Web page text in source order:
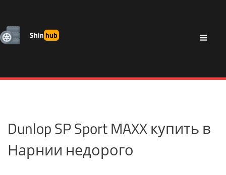
Shinhub
Dunlop SP Sport MAXX купить в
Нарнии недорого